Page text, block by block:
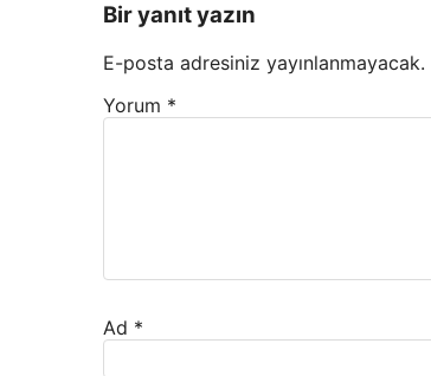
Bir yanıt yazın
E-posta adresiniz yayınlanmayacak.
Yorum *
Ad *